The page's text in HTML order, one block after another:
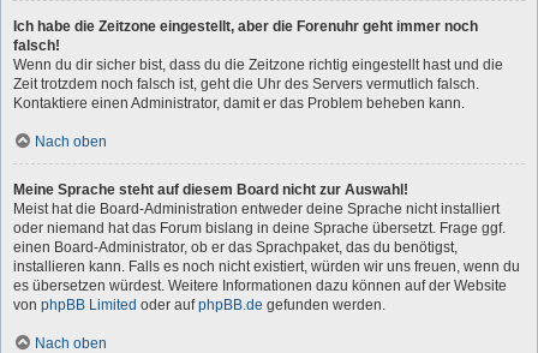
Ich habe die Zeitzone eingestellt, aber die Forenuhr geht immer noch
falsch!
Wenn du dir sicher bist, dass du die Zeitzone richtig eingestellt hast und die
Zeit trotzdem noch falsch ist, geht die Uhr des Servers vermutlich falsch.
Kontaktiere einen Administrator, damit er das Problem beheben kann.
Nach oben
Meine Sprache steht auf diesem Board nicht zur Auswahl!
Meist hat die Board-Administration entweder deine Sprache nicht installiert
oder niemand hat das Forum bislang in deine Sprache übersetzt. Frage ggf.
einen Board-Administrator, ob er das Sprachpaket, das du benötigst,
installieren kann. Falls es noch nicht existiert, würden wir uns freuen, wenn du
es übersetzen würdest. Weitere Informationen dazu können auf der Website
von phpBB Limited oder aufphpBB.de gefunden werden.
Nach oben